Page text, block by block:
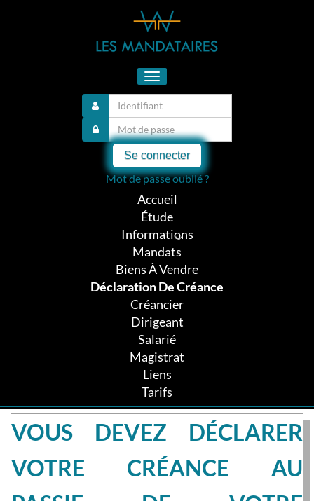
Toggle
navigation
Se connecter
Mot de passe oublié ?
Accueil
Étude
Informations
Mandats
Biens À Vendre
Déclaration De Créance
Créancier
Dirigeant
Salarié
Magistrat
Liens
Tarifs
VOUS DEVEZ DÉCLARER
VOTRE CRÉANCE AU